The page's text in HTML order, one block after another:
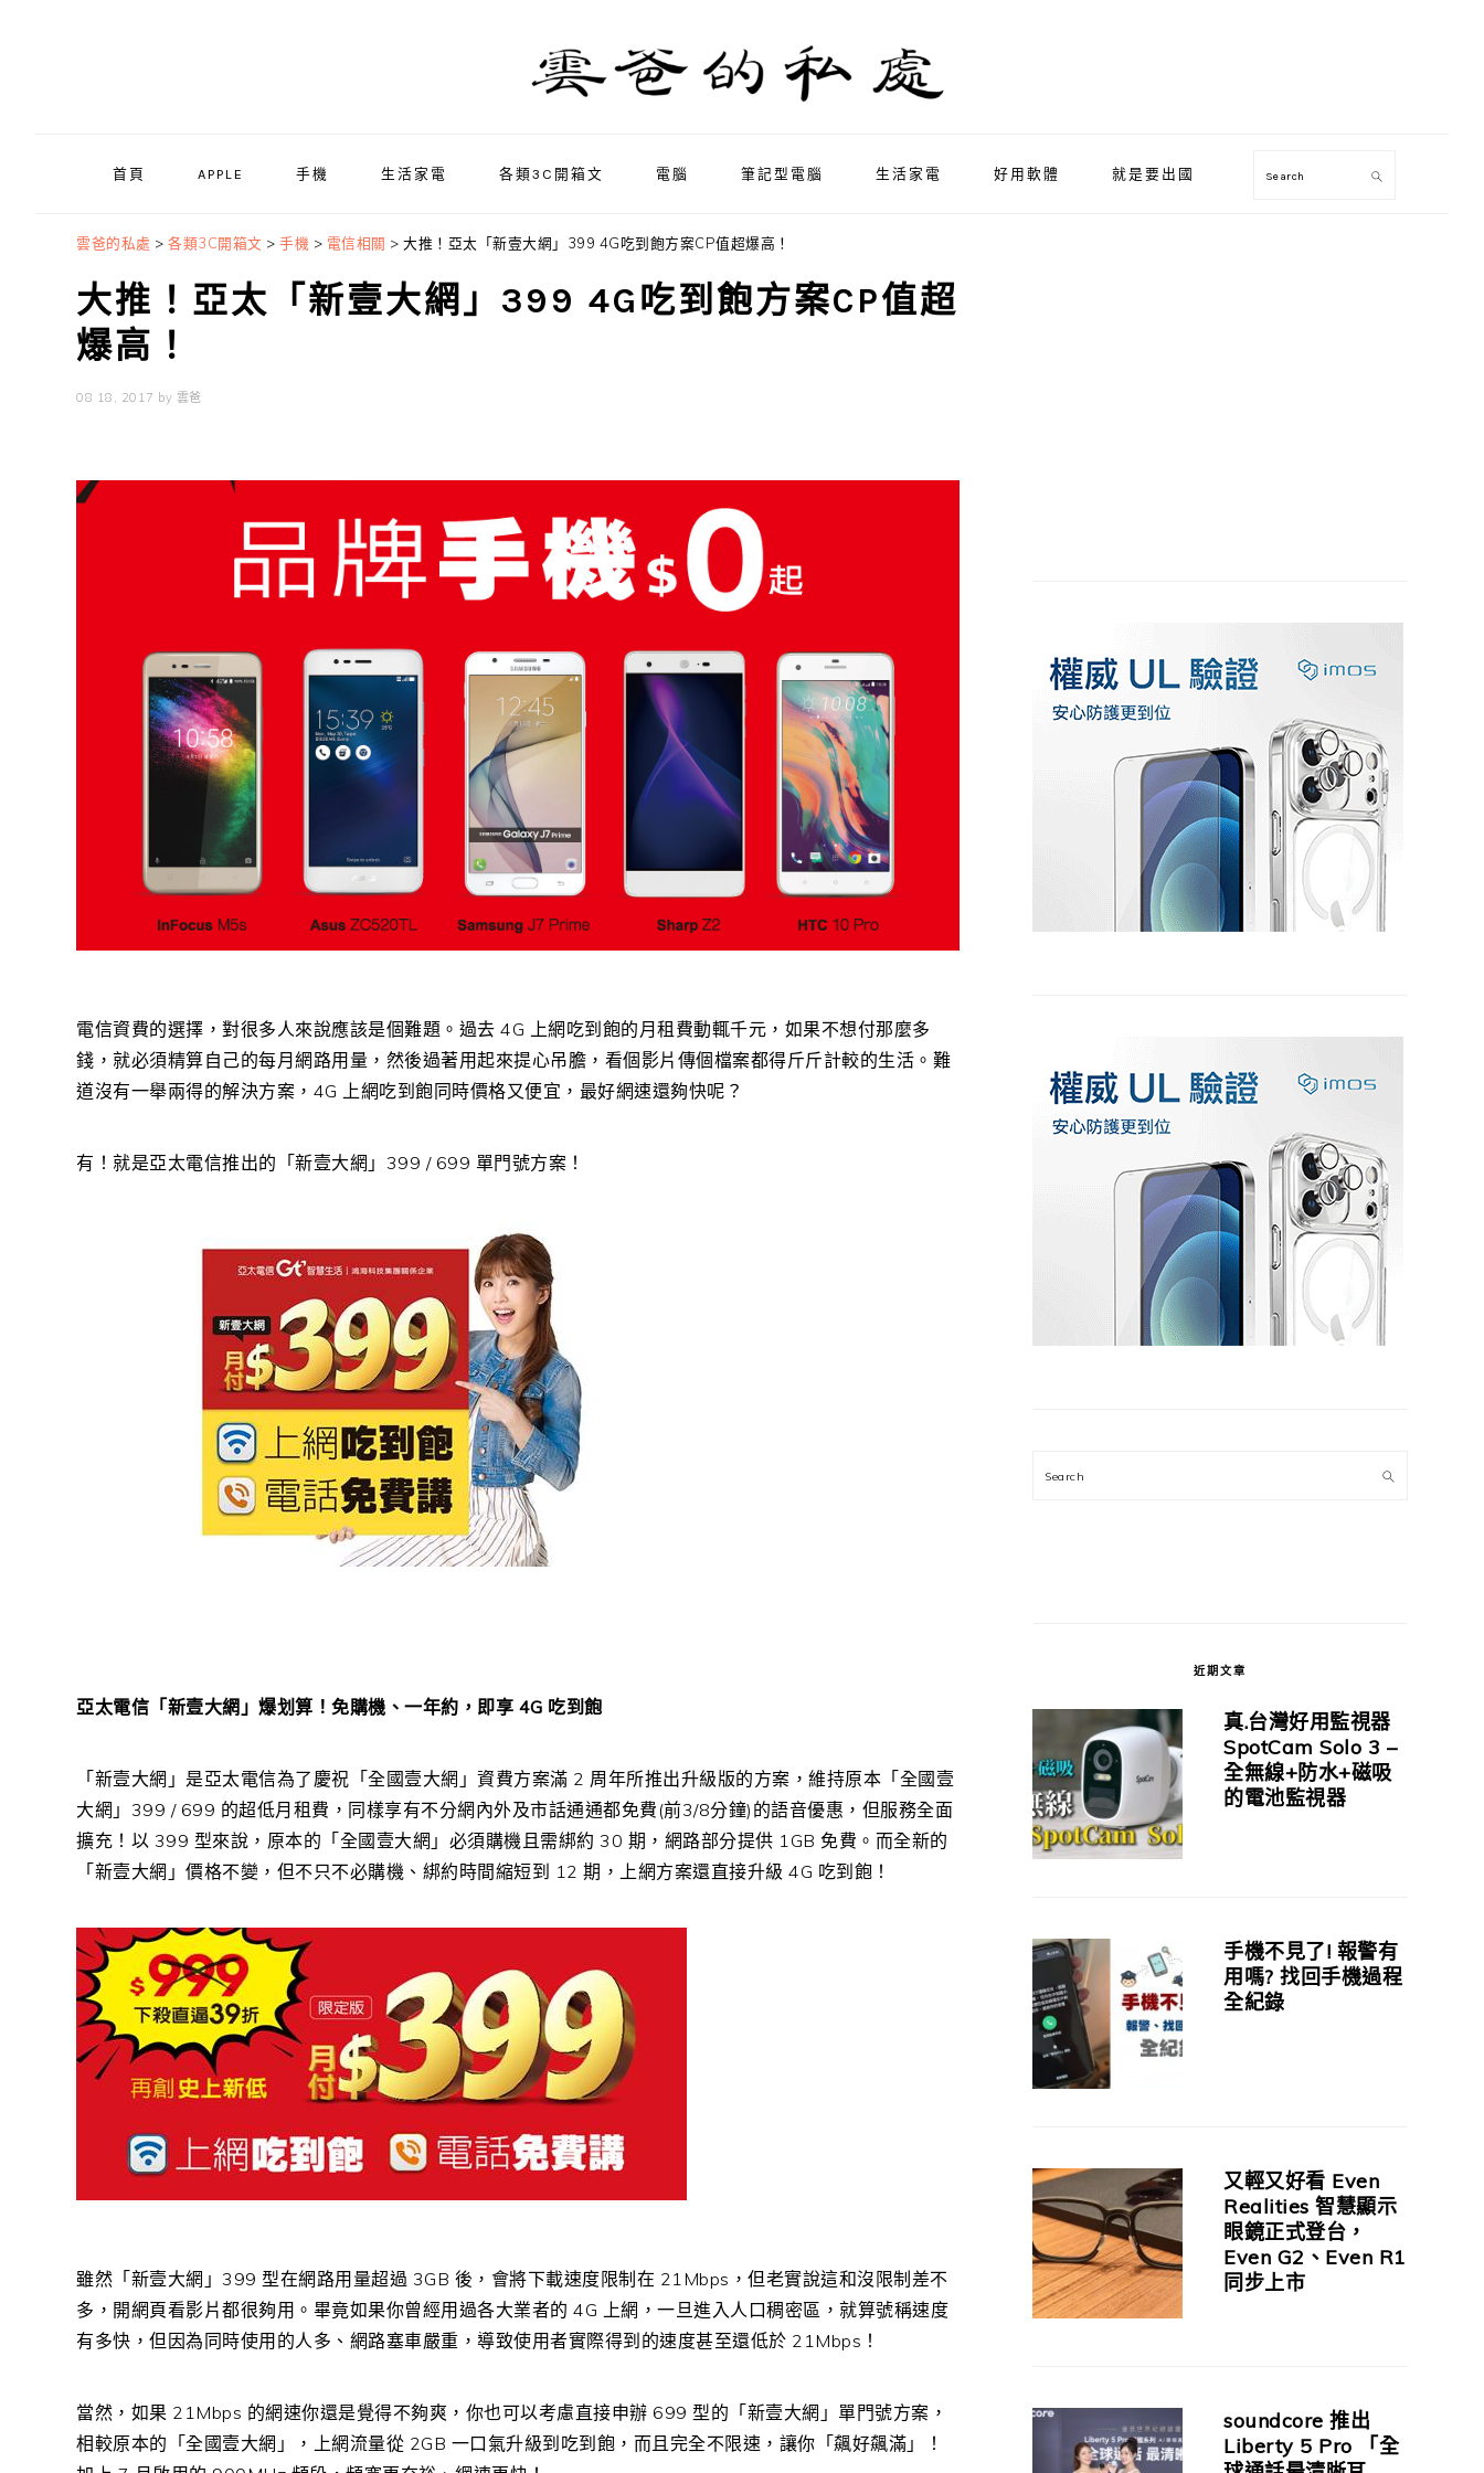
首頁 APPLE 手機 生活家電 各類3C開箱文 電腦 筆記型電腦 生活家電 好用軟體 就是要出國 Search
雲爸的私處 > 各類3C開箱文 > 手機 > 電信相關 > 大推！亞太「新壹大網」399 4G吃到飽方案CP值超爆高！
大推！亞太「新壹大網」399 4G吃到飽方案CP值超
爆高！
08 18, 2017 by 雲爸
電信資費的選擇，對很多人來說應該是個難題。過去 4G 上網吃到飽的月租費動輒千元，如果不想付那麼多
錢，就必須精算自己的每月網路用量，然後過著用起來提心吊膽，看個影片傳個檔案都得斤斤計較的生活。難
道沒有一舉兩得的解決方案，4G 上網吃到飽同時價格又便宜，最好網速還夠快呢？
有！就是亞太電信推出的「新壹大網」399 / 699 單門號方案！
亞太電信「新壹大網」爆划算！免購機、一年約，即享 4G 吃到飽
「新壹大網」是亞太電信為了慶祝「全國壹大網」資費方案滿 2 周年所推出升級版的方案，維持原本「全國壹
大網」399 / 699 的超低月租費，同樣享有不分網內外及市話通通都免費(前3/8分鐘)的語音優惠，但服務全面
擴充！以 399 型來說，原本的「全國壹大網」必須購機且需綁約 30 期，網路部分提供 1GB 免費。而全新的
「新壹大網」價格不變，但不只不必購機、綁約時間縮短到 12 期，上網方案還直接升級 4G 吃到飽！
雖然「新壹大網」399 型在網路用量超過 3GB 後，會將下載速度限制在 21Mbps，但老實說這和沒限制差不
多，開網頁看影片都很夠用。畢竟如果你曾經用過各大業者的 4G 上網，一旦進入人口稠密區，就算號稱速度
有多快，但因為同時使用的人多、網路塞車嚴重，導致使用者實際得到的速度甚至還低於 21Mbps！
當然，如果 21Mbps 的網速你還是覺得不夠爽，你也可以考慮直接申辦 699 型的「新壹大網」單門號方案，
相較原本的「全國壹大網」，上網流量從 2GB 一口氣升級到吃到飽，而且完全不限速，讓你「飆好飆滿」！
Search
近期文章
真.台灣好用監視器
SpotCam Solo 3 –
全無線+防水+磁吸
的電池監視器
手機不見了! 報警有
用嗎? 找回手機過程
全紀錄
又輕又好看 Even
Realities 智慧顯示
眼鏡正式登台，
Even G2、Even R1
同步上市
soundcore 推出
Liberty 5 Pro 「全